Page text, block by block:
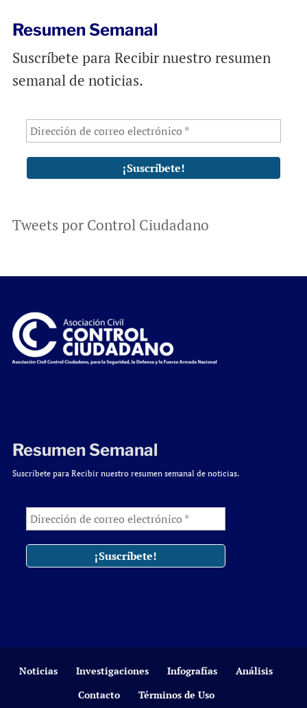
Resumen Semanal
Suscríbete para Recibir nuestro resumen
semanal de noticias.
Tweets por Control Ciudadano
Resumen Semanal
Suscríbete para Recibir nuestro resumen semanal de noticias.
Noticias Investigaciones Infografías
Análisis
Contacto
Términos de Uso